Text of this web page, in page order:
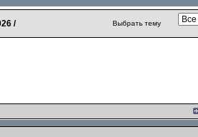
/ Выбрать тему